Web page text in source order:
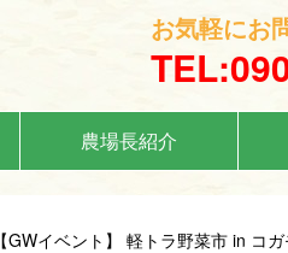
お気軽にお
農場長紹介
【GWイベント】 軽トラ野菜市 in コ